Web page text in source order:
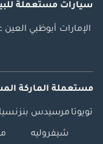
سيارات مستعملة
الإمارات أبوظبي العين
مستعملة الماركة
تويوتا مرسيدس بنز
شيفروليه